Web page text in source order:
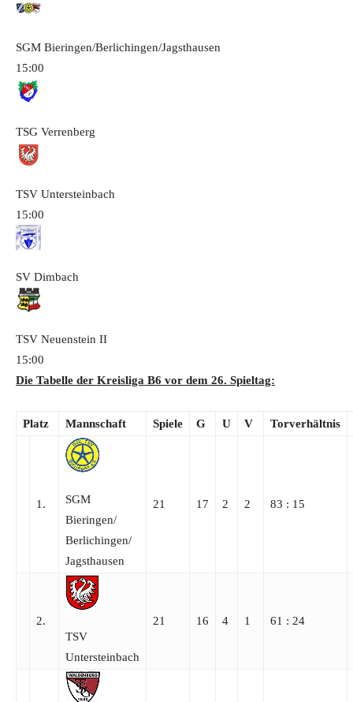
SGM Bieringen/Berlichingen/Jagsthausen
15:00
TSG Verrenberg
TSV Untersteinbach
15:00
SV Dimbach
TSV Neuenstein II
15:00
Die Tabelle der Kreisliga B6 vor dem 26. Spieltag:
Platz Mannschaft Spiele G U V Torverhältnis
1.
SGM
Bieringen/​
Berlichingen/​
Jagsthausen
21 17 2 2 83 : 15
2.
TSV
Untersteinbach
21 16 4 1 61 : 24